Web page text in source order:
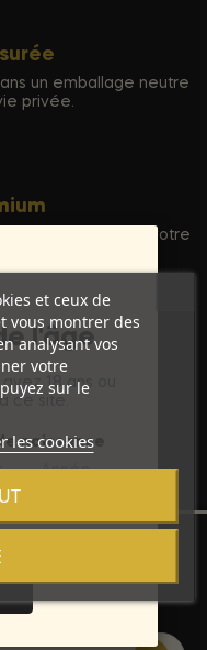
un emballage neutre
privée.
de gamme pour votre
personnelles
d'esprit totale.
Newsletter
et ceux de
vous montrer des
analysant vos
votre
sur le
les cookies
l'âge
18 ans ou
ce site.
naissance
Année